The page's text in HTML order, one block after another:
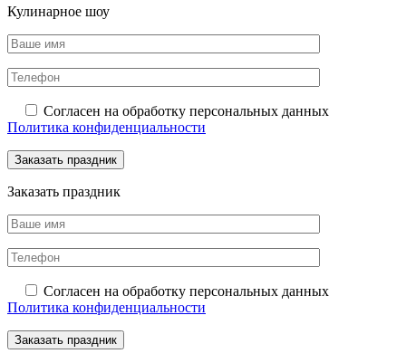
Кулинарное шоу
Согласен на обработку персональных данных
Политика конфиденциальности
Заказать праздник
Согласен на обработку персональных данных
Политика конфиденциальности